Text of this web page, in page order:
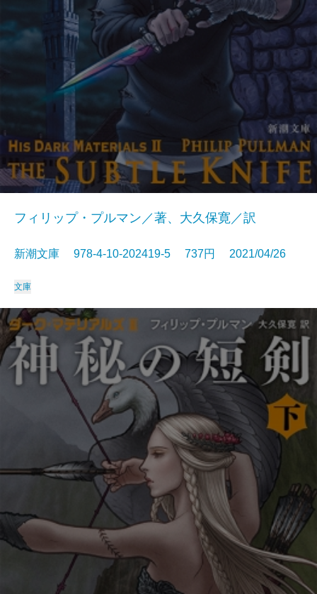
フィリップ・プルマン／著、大久保寛／訳
新潮文庫 978-4-10-202419-5 737円 2021/04/26
文庫